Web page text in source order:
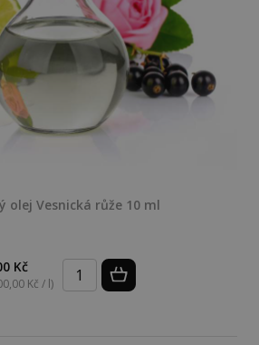
olej Vesnická růže 10 ml
Kč
Kč / l)